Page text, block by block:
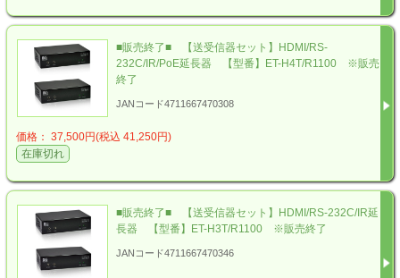
■販売終了■ 【送受信器セット】HDMI/RS-
232C/IR/PoE延長器 【型番】ET-H4T/R1100 ※販売
終了
JANコード4711667470308
価格： 37,500円(税込 41,250円)
在庫切れ
■販売終了■ 【送受信器セット】HDMI/RS-232C/IR延
長器 【型番】ET-H3T/R1100 ※販売終了
JANコード4711667470346